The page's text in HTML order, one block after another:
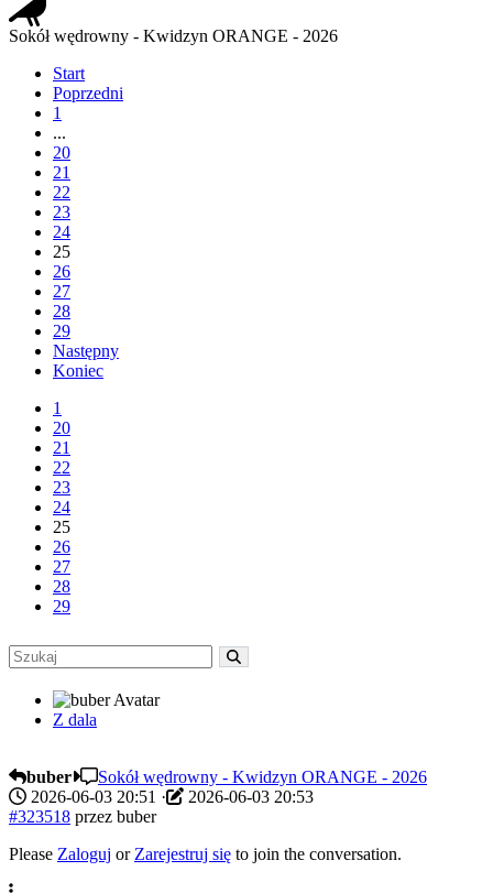
Sokół wędrowny - Kwidzyn ORANGE - 2026
Start
Poprzedni
1
...
20
21
22
23
24
25
26
27
28
29
Następny
Koniec
1
20
21
22
23
24
25
26
27
28
29
Z dala
buber
Sokół wędrowny - Kwidzyn ORANGE - 2026
2026-06-03 20:51 ·
2026-06-03 20:53
#323518 przez buber
Please Zaloguj or Zarejestruj się to join the conversation.